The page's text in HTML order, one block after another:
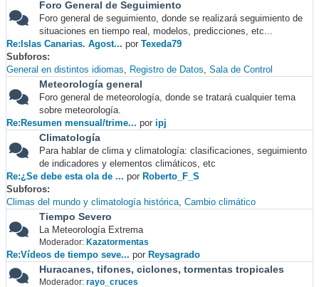
Foro General de Seguimiento
Foro general de seguimiento, donde se realizará seguimiento de
situaciones en tiempo real, modelos, predicciones, etc...
Re:Islas Canarias. Agost... por Texeda79
Subforos
General en distintos idiomas
Registro de Datos Sala de Control
Meteorología general
Foro general de meteorología, donde se tratará cualquier tema
sobre meteorología.
Re:Resumen mensual/trime... por ipj
Climatología
Para hablar de clima y climatología: clasificaciones, seguimiento
de indicadores y elementos climáticos, etc
Re:¿Se debe esta ola de ... por Roberto_F_S
Subforos
Climas del mundo y climatología histórica Cambio climático
Tiempo Severo
La Meteorología Extrema
Moderador: Kazatormentas
Re:Vídeos de tiempo seve... por Reysagrado
Huracanes, tifones, ciclones, tormentas tropicales
Moderador: rayo_cruces